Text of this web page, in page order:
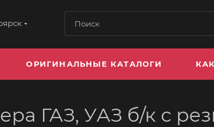
ОРИГИНАЛЬНЫЕ КАТАЛОГИ
ГАЗ, УАЗ б/к с